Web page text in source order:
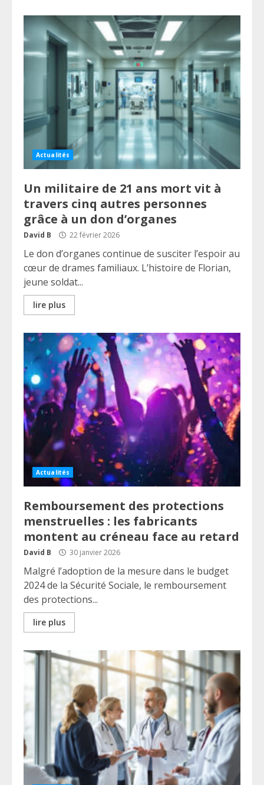
Actualités
Un militaire de 21 ans mort vit à
travers cinq autres personnes
grâce à un don d’organes
David B 22 février 2026
Le don d’organes continue de susciter l’espoir au
cœur de drames familiaux. L’histoire de Florian,
jeune soldat...
lire plus
Actualités
Remboursement des protections
menstruelles : les fabricants
montent au créneau face au retard
David B 30 janvier 2026
Malgré l’adoption de la mesure dans le budget
2024 de la Sécurité Sociale, le remboursement
des protections...
lire plus